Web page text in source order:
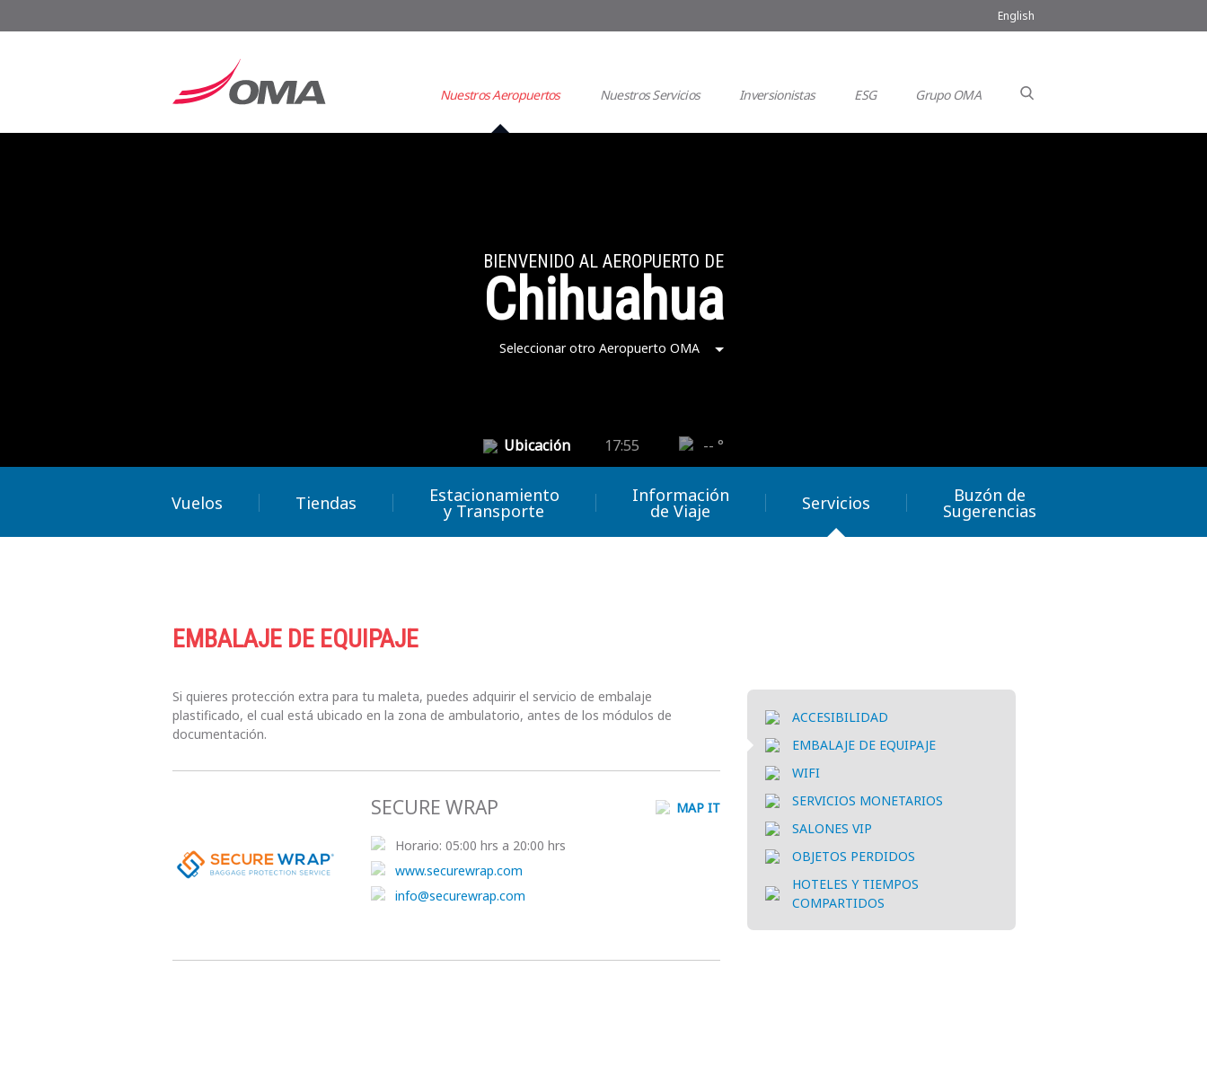
English
Nuestros Aeropuertos Nuestros Servicios Inversionistas ESG Grupo OMA
BIENVENIDO AL AEROPUERTO DE
Chihuahua
Seleccionar otro Aeropuerto OMA
Ubicación 17:55 -- °
Vuelos Tiendas Estacionamiento
y Transporte
Información
de Viaje Servicios Buzón de
Sugerencias
EMBALAJE DE EQUIPAJE
Si quieres protección extra para tu maleta, puedes adquirir el servicio de embalaje
plastificado, el cual está ubicado en la zona de ambulatorio, antes de los módulos de
documentación.
SECURE WRAP
Horario: 05:00 hrs a 20:00 hrs
www.securewrap.com
info@securewrap.com
MAP IT
ACCESIBILIDAD
EMBALAJE DE EQUIPAJE
WIFI
SERVICIOS MONETARIOS
SALONES VIP
OBJETOS PERDIDOS
HOTELES Y TIEMPOS
COMPARTIDOS